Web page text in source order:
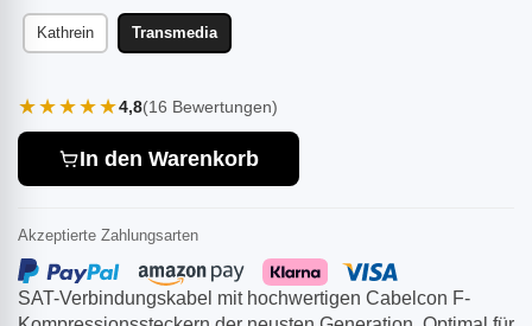
SAT-Verbindungskabel mit hochwertigen Cabelcon F-
Kathrein Transmedia
★★★★★4,8(16 Bewertungen)
In den Warenkorb
Akzeptierte Zahlungsarten